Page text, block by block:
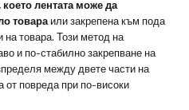
лентата може да
товараили закрепена към пода
товара. Този метод на
и по-стабилно закрепване на
между двете части на
от повреда при по-високи